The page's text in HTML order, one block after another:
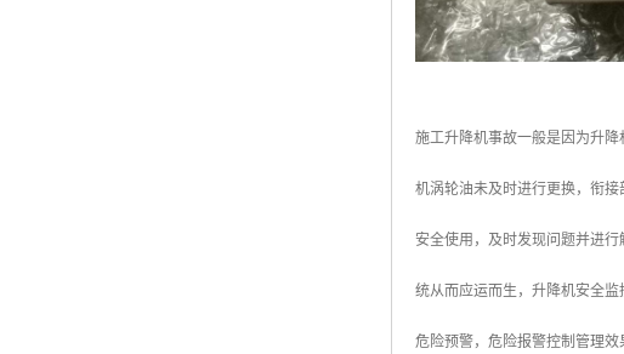
施工升降机事故一般是因为升
机涡轮油未及时进行更换，衔
安全使用，及时发现问题并进
统从而应运而生，升降机安全
危险预警，危险报警控制管理效